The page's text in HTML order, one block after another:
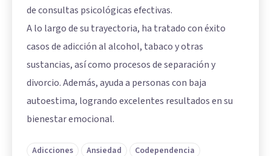
de consultas psicológicas efectivas.
A lo largo de su trayectoria, ha tratado con éxito
casos de adicción al alcohol, tabaco y otras
sustancias, así como procesos de separación y
divorcio. Además, ayuda a personas con baja
autoestima, logrando excelentes resultados en su
bienestar emocional.
Adicciones Ansiedad
Codependencia